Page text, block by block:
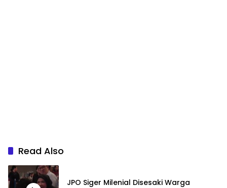
Read Also
JPO Siger Milenial Disesaki Warga